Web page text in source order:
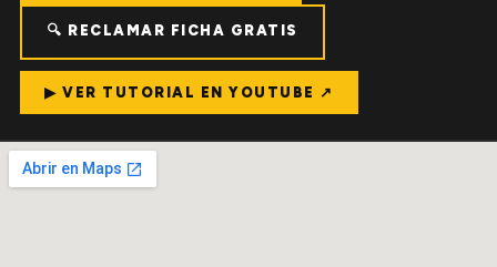
🔍 RECLAMAR FICHA GRATIS
▶ VER TUTORIAL EN YOUTUBE ↗